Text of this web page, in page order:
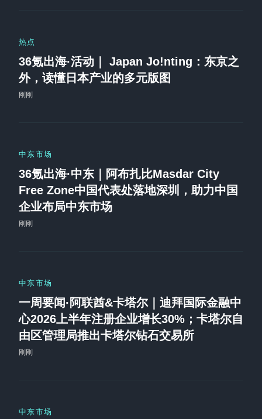
热点
36氪出海·活动｜ Japan Jo!nting：东京之
外，读懂日本产业的多元版图
刚刚
中东市场
36氪出海·中东｜阿布扎比Masdar City
Free Zone中国代表处落地深圳，助力中国
企业布局中东市场
刚刚
中东市场
一周要闻·阿联酋&卡塔尔｜迪拜国际金融中
心2026上半年注册企业增长30%；卡塔尔自
由区管理局推出卡塔尔钻石交易所
刚刚
中东市场